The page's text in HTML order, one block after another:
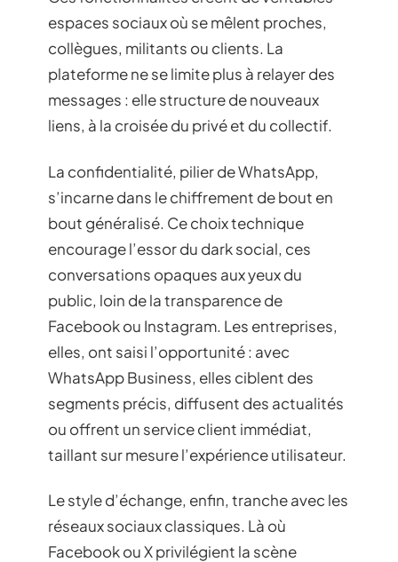
espaces sociaux où se mêlent proches,
collègues, militants ou clients. La
plateforme ne se limite plus à relayer des
messages : elle structure de nouveaux
liens, à la croisée du privé et du collectif.
La confidentialité, pilier de WhatsApp,
s’incarne dans le chiffrement de bout en
bout généralisé. Ce choix technique
encourage l’essor du dark social, ces
conversations opaques aux yeux du
public, loin de la transparence de
Facebook ou Instagram. Les entreprises,
elles, ont saisi l’opportunité : avec
WhatsApp Business, elles ciblent des
segments précis, diffusent des actualités
ou offrent un service client immédiat,
taillant sur mesure l’expérience utilisateur.
Le style d’échange, enfin, tranche avec les
réseaux sociaux classiques. Là où
Facebook ou X privilégient la scène